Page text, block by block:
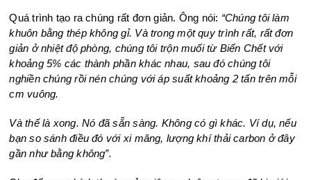
Quá trình tạo ra chúng rất đơn giản. Ông nói: “Chúng tôi làm
khuôn bằng thép không gỉ. Và trong một quy trình rất, rất đơn
giản ở nhiệt độ phòng, chúng tôi trộn muối từ Biển Chết với
khoảng 5% các thành phần khác nhau, sau đó chúng tôi
nghiền chúng rồi nén chúng với áp suất khoảng 2 tấn trên mỗi
cm vuông.
Và thế là xong. Nó đã sẵn sàng. Không có gì khác. Ví dụ, nếu
bạn so sánh điều đó với xi măng, lượng khí thải carbon ở đây
gần như bằng không”.